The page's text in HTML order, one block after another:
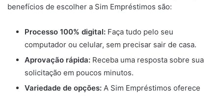
benefícios de escolher a Sim Empréstimos são:
Processo 100% digital: Faça tudo pelo seu
computador ou celular, sem precisar sair de casa.
Aprovação rápida: Receba uma resposta sobre sua
solicitação em poucos minutos.
Variedade de opções: A Sim Empréstimos oferece